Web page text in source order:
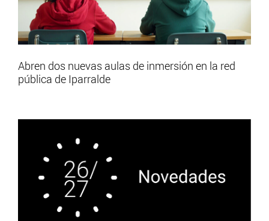
Abren dos nuevas aulas de inmersión en la red
pública de Iparralde